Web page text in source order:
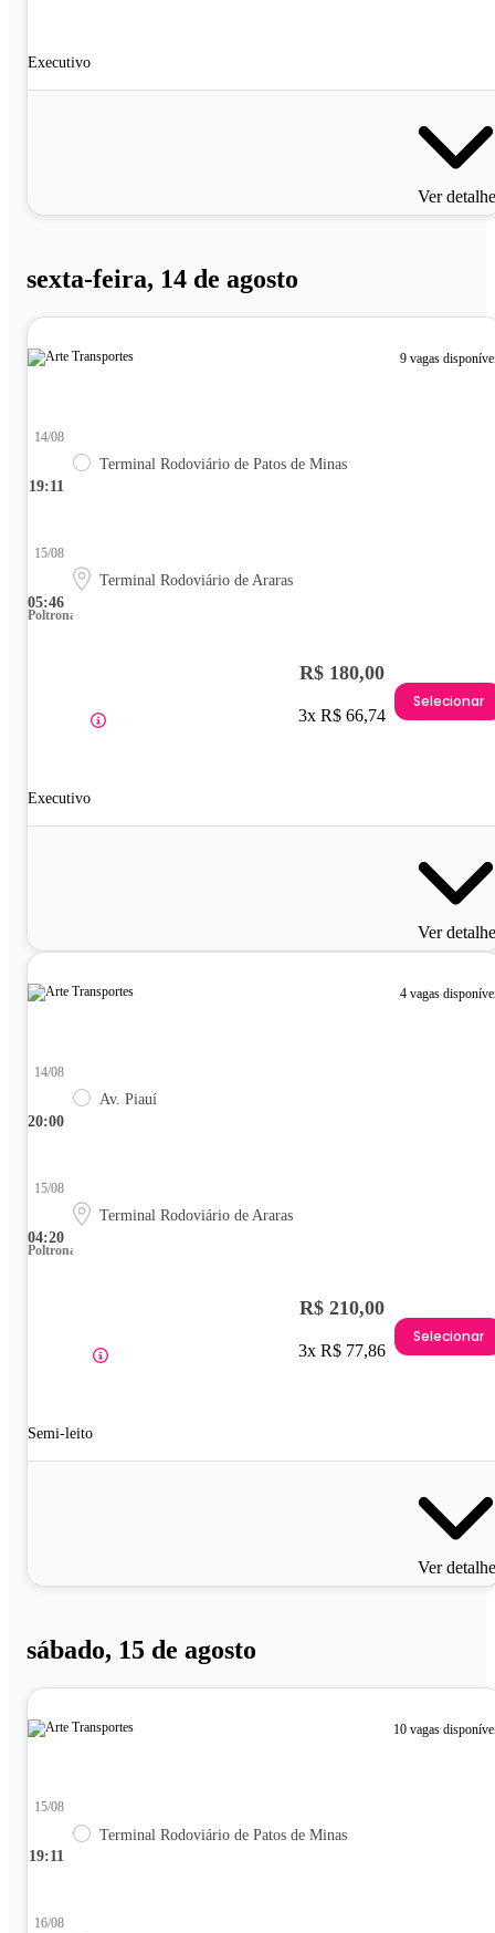
Executivo
Ver
sexta-feira, 14 de agosto
9 vagas
19:11
14/08
Terminal Rodoviário de Patos de Minas
05:46
15/08
Terminal Rodoviário de Araras
Poltrona
Executivo
R$ 180,00
3x R$ 66,74
Selecionar
Ver
4 vagas
20:00
14/08
Av. Piauí
04:20
15/08
Terminal Rodoviário de Araras
Poltrona
Semi-leito
R$ 210,00
3x R$ 77,86
Selecionar
Ver
sábado, 15 de agosto
10 vagas
19:11
15/08
Terminal Rodoviário de Patos de Minas
16/08